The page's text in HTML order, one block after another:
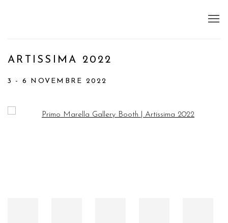
ARTISSIMA 2022
3 - 6 NOVEMBRE 2022
Open a larger version of the following image in a popup: